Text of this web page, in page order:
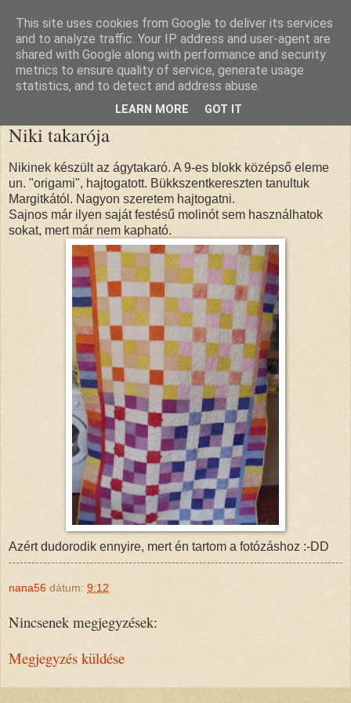
nana blogja
Niki takarója
Nikinek készült az ágytakaró. A 9-es blokk középső eleme
un. "origami", hajtogatott. Bükkszentkereszten tanultuk
Margitkától. Nagyon szeretem hajtogatni.
Sajnos már ilyen saját festésű molinót sem használhatok
sokat, mert már nem kapható.
Azért dudorodik ennyire, mert én tartom a fotózáshoz :-DD
nana56 dátum: 9:12
Nincsenek megjegyzések:
Megjegyzés küldése
This site uses cookies from Google to deliver its services
and to analyze traffic. Your IP address and user-agent are
shared with Google along with performance and security
metrics to ensure quality of service, generate usage
statistics, and to detect and address abuse.
LEARN MORE GOT IT